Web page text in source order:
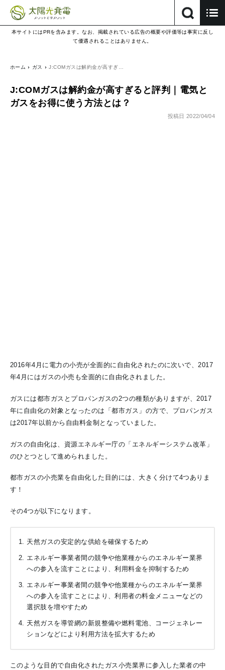
本サイトにはPRを含みます。なお、掲載されている広告の概要や評価等は事実に反し
て優遇されることはありません。
ホーム ガス J:COMガスは解約金が高すぎ…
J:COMガスは解約金が高すぎると評判｜電気と
ガスをお得に使う方法とは？
投稿日 2022/04/04
2016年4月に電力の小売が全面的に自由化されたのに次いで、2017
年4月にはガスの小売も全面的に自由化されました。
ガスには都市ガスとプロパンガスの2つの種類がありますが、2017
年に自由化の対象となったのは「都市ガス」の方で、プロパンガス
は2017年以前から自由料金制となっていました。
ガスの自由化は、資源エネルギー庁の「エネルギーシステム改革」
のひとつとして進められました。
都市ガスの小売業を自由化した目的には、大きく分けて4つありま
す！
その4つが以下になります。
天然ガスの安定的な供給を確保するため
エネルギー事業者間の競争や他業種からのエネルギー業界
への参入を流すことにより、利用料金を抑制するため
エネルギー事業者間の競争や他業種からのエネルギー業界
への参入を流すことにより、利用者の料金メニューなどの
選択肢を増やすため
天然ガスを導管網の新規整備や燃料電池、コージェネレー
ションなどにより利用方法を拡大するため
このような目的で自由化されたガス小売業界に参入した業者の中